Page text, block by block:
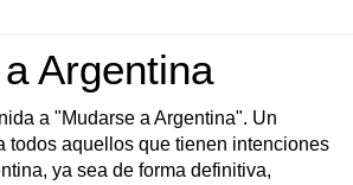
Argentina
a "Mudarse a Argentina". Un
todos aquellos que tienen intenciones
ya sea de forma definitiva,